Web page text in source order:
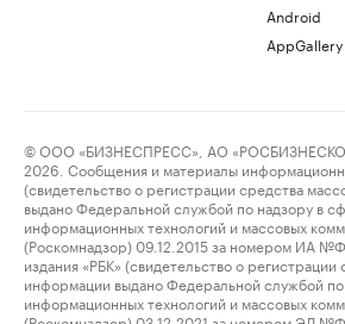
Android
AppGallery
© ООО «БИЗНЕСПРЕСС», АО
2026. Сообщения и материалы
(свидетельство о регистрации средства
выдано Федеральной службой по надзору в
информационных технологий и массовых
(Роскомнадзор) 09.12.2015 за номером ИА
издания «РБК» (свидетельство о
информации выдано Федеральной службой по
информационных технологий и массовых